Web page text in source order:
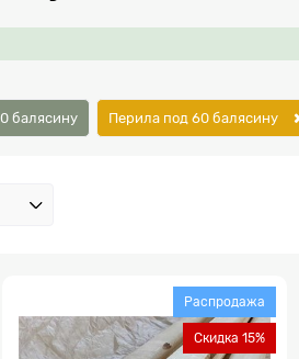
балясину Перила под 60 балясину
Распродажа
Скидка 15%